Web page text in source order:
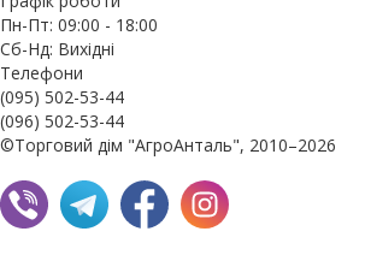
Пн-Пт: 09:00 - 18:00
Сб-Нд: Вихідні
Телефони
(095) 502-53-44
(096) 502-53-44
©Торговий дім "АгроАнталь", 2010–2026